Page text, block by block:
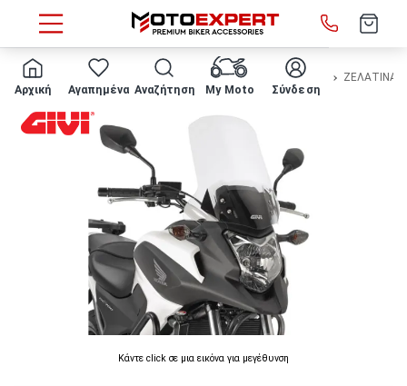
Αρχική Αγαπημένα Αναζήτηση My Moto Σύνδεση
HOME Μάρκα/μοντέλο HONDA NC700 X 2012 - 2013 ΖΕΛΑΤΙΝΑ
Κάντε click σε μια εικόνα για μεγέθυνση